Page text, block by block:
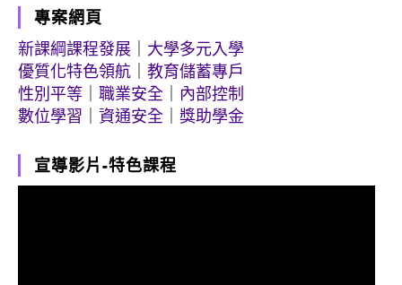
專案網頁
新課綱課程發展
大學多元入學
優質化特色領航
教育儲蓄專戶
性別平等
職業安全
內部控制
數位學習
資通安全 獎助學金
宣導影片-特色課程